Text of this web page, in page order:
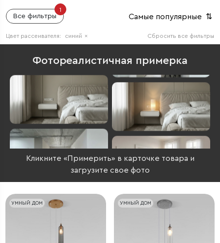
Все фильтры
1
Самые популярные ⇅
Сбросить все фильтры
Цвет рассеивателя: синий ×
Фотореалистичная примерка
Кликните «Примерить» в карточке товара и
загрузите свое фото
УМНЫЙ ДОМ УМНЫЙ ДОМ